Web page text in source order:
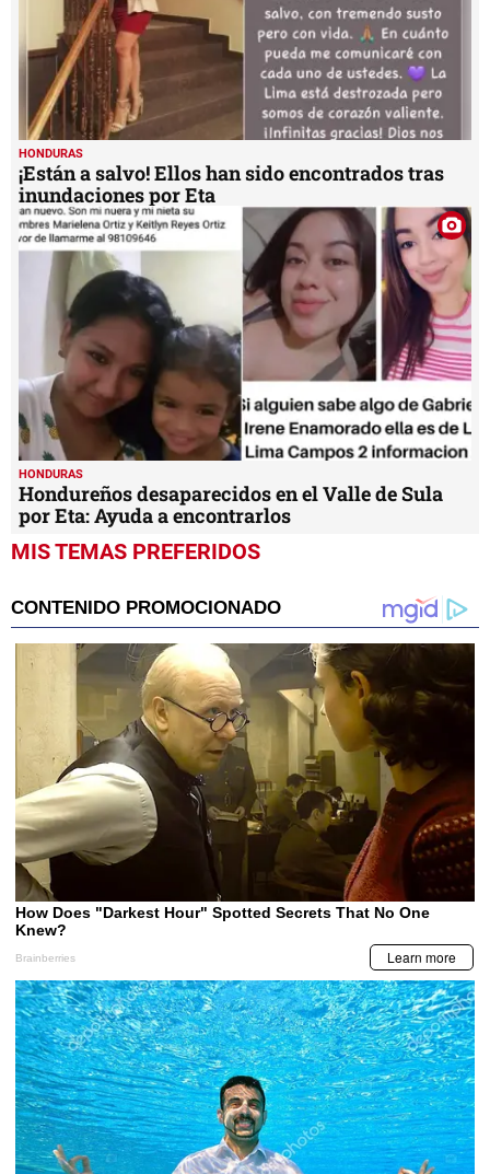
HONDURAS
¡Están a salvo! Ellos han sido encontrados tras
inundaciones por Eta
HONDURAS
Hondureños desaparecidos en el Valle de Sula
por Eta: Ayuda a encontrarlos
MIS TEMAS PREFERIDOS